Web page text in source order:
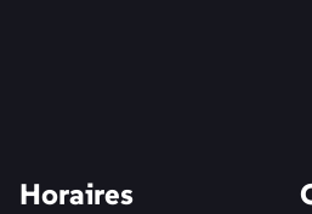
Horaires